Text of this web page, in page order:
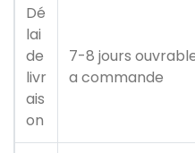
Dé
lai
de
livr
ais
on
7-8 jours
a commande